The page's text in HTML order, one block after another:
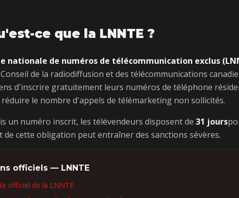
ce que la LNNTE ?
nationale de numéros de télécommunication exclus
de la radiodiffusion et des télécommunications
d'inscrire gratuitement leurs numéros de téléphone
le nombre d'appels de télémarketing non sollicités.
un numéro inscrit, les télévendeurs disposent de 31 jours
de cette obligation peut entraîner des sanctions sévères.
officiels — LNNTE
officiel de la LNNTE